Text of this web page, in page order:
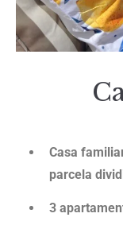
Casa
parcela
3